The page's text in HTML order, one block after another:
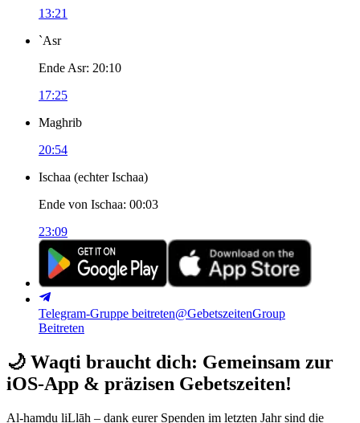
13:21
`Asr
Ende Asr: 20:10
17:25
Maghrib
20:54
Ischaa (echter Ischaa)
Ende von Ischaa: 00:03
23:09
Telegram-Gruppe beitreten@GebetszeitenGroup
Beitreten
🌙 Waqti braucht dich: Gemeinsam zur
iOS-App & präzisen Gebetszeiten!
Al-ḥamdu liLlāh – dank eurer Spenden im letzten Jahr sind die